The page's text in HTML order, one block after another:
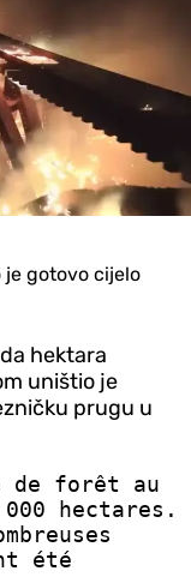
je gotovo cijelo
hektara
uništio je
prugu u
de forêt au
hectares.
été